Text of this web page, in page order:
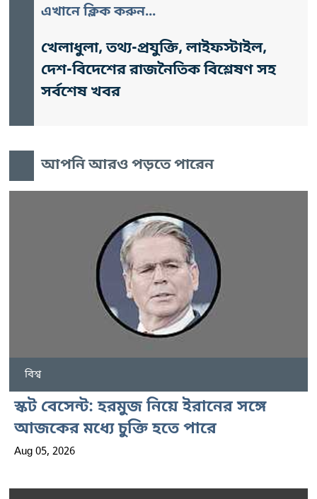
এখানে ক্লিক করুন...
খেলাধুলা, তথ্য-প্রযুক্তি, লাইফস্টাইল,
দেশ-বিদেশের রাজনৈতিক বিশ্লেষণ সহ
সর্বশেষ খবর
আপনি আরও পড়তে পারেন
বিশ্ব
স্কট বেসেন্ট: হরমুজ নিয়ে ইরানের সঙ্গে
আজকের মধ্যে চুক্তি হতে পারে
Aug 05, 2026